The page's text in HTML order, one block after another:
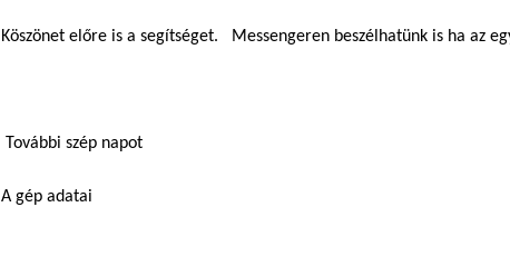
Köszönet előre is a segítséget. Messengeren beszélhatünk is ha az
További szép napot
A gép adatai